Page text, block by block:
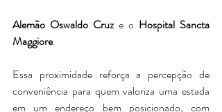
Alemão Oswaldo Cruz e o Hospital Sancta
Maggiore.
Essa proximidade reforça a percepção de
conveniência para quem valoriza uma estada
em um endereço bem posicionado, com